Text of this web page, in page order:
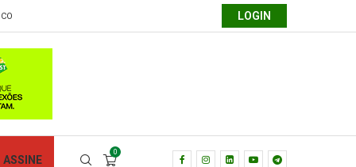
LOGIN
ASSINE
0